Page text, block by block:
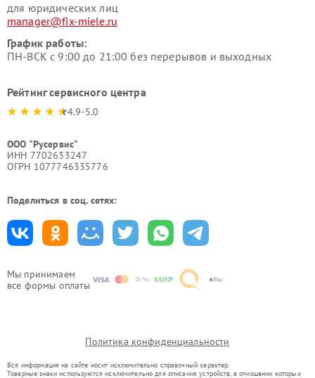
Мы принимаем
все формы оплаты
для юридических лиц
manager@fix-miele.ru
График работы:
ПН-ВСК с 9:00 до 21:00 без перерывов и выходных
Рейтинг сервисного центра
4.9-5.0
ООО "Русервис"
ИНН 7702633247
ОГРН 1077746335776
Поделиться в соц. сетях:
Политика конфиденциальности
Вся информация на сайте носит исключительно справочный характер.
Товарные знаки используются исключительно для описания устройств, в отношении которых